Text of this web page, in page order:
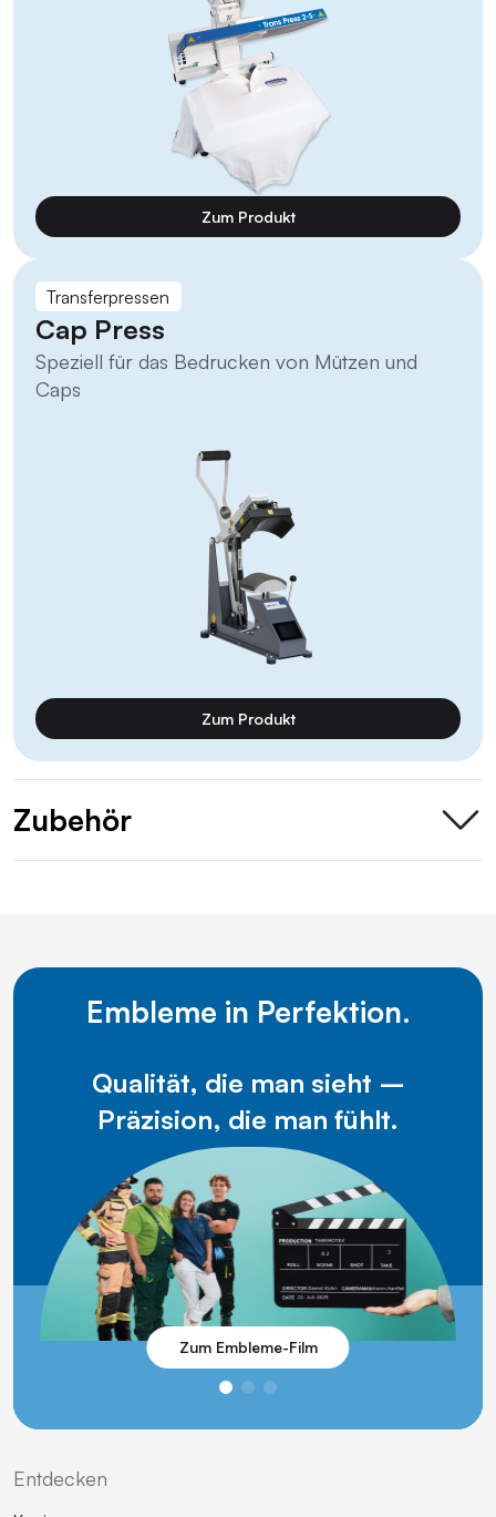
Zum Produkt
Transferpressen
Cap Press
Speziell für das Bedrucken von Mützen und
Caps
Zum Produkt
Zubehör
Embleme in Perfektion.
Qualität, die man sieht –
Präzision, die man fühlt.
Zum Embleme-Film
Entdecken